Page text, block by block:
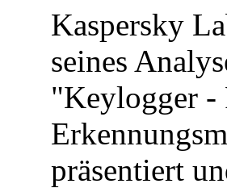
Kaspersky
seines
"Keylogger -
präsentiert